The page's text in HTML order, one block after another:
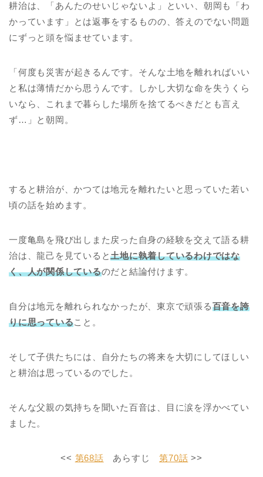
耕治は、「あんたのせいじゃないよ」といい、朝岡も「わ
かっています」とは返事をするものの、答えのでない問題
にずっと頭を悩ませています。
「何度も災害が起きるんです。そんな土地を離れればいい
と私は薄情だから思うんです。しかし大切な命を失うくら
いなら、これまで暮らした場所を捨てるべきだとも言え
ず…」と朝岡 。
すると耕治が、かつては地元を離れたいと思っていた若い
頃の話を始めます。
一度亀島を飛び出しまた戻った自身の経験を交えて語る耕
治は、龍己を見ていると土地に執着しているわけではな
く、人が関係しているのだと結論付けます。
自分は地元を離れられなかったが、東京で頑張る百音を誇
りに思っていること。
そして子供たちには、自分たちの将来を大切にしてほしい
と耕治は思っているのでした。
そんな父親の気持ちを聞いた百音は、目に涙を浮かべてい
ました。
<< 第68話 あらすじ第70話 >>